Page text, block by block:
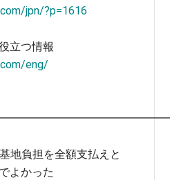
jpn/?p=1616
立つ情報
eng/
地負担を全額支払えと
よかった